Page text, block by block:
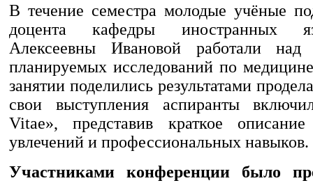
В течение семестра молодые учёные
доцента кафедры иностранных
Алексеевны Ивановой работали над
планируемых исследований по
занятии поделились результатами
свои выступления аспиранты
Vitae», представив краткое
увлечений и профессиональных навыков.
Участниками конференции было